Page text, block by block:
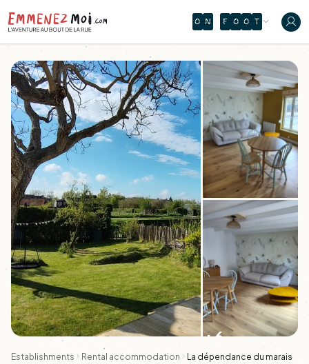
B B V Ù S
+6
Establishments Rental accommodation La dépendance du marais